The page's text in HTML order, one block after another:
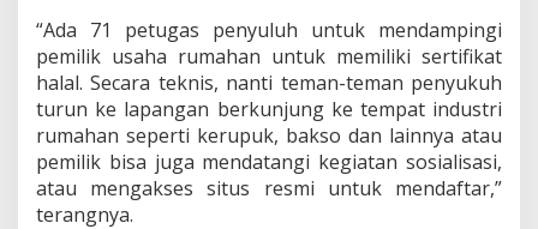
“Ada 71 petugas penyuluh untuk mendampingi
pemilik usaha rumahan untuk memiliki sertifikat
halal. Secara teknis, nanti teman-teman penyukuh
turun ke lapangan berkunjung ke tempat industri
rumahan seperti kerupuk, bakso dan lainnya atau
pemilik bisa juga mendatangi kegiatan sosialisasi,
atau mengakses situs resmi untuk mendaftar,”
terangnya.